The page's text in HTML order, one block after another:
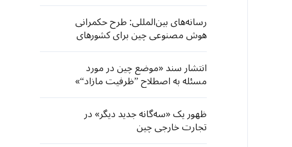
رسانه‌های بین‌المللی: طرح حکمرانی
هوش مصنوعی چین برای کشورهای
جنوب جهانی فرصت‌های تازه‌ به ارمغان
می‌آورد
انتشار سند «موضع چین در مورد
مسئله به اصطلاح ”ظرفیت مازاد“»
ظهور یک «سه‌گانه جدید دیگر» در
تجارت خارجی چین